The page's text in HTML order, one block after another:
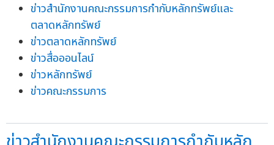
ข่าวสำนักงานคณะกรรมการกำกับหลักทรัพย์และ
ตลาดหลักทรัพย์
ข่าวตลาดหลักทรัพย์
ข่าวสื่อออนไลน์
ข่าวหลักทรัพย์
ข่าวคณะกรรมการ